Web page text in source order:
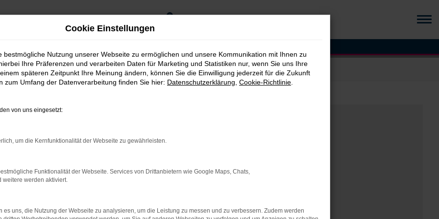
0
Cookie Einstellungen
bestmögliche Nutzung unserer Webseite zu ermöglichen und unsere Kommunikation mit Ihnen zu
Ihre Präferenzen und verarbeiten Daten für Marketing und Statistiken nur, wenn Sie uns Ihre
späteren Zeitpunkt Ihre Meinung ändern, können Sie die Einwilligung jederzeit für die Zukunft
zum Umfang der Datenverarbeitung finden Sie hier: Datenschutzerklärung Cookie-Richtlinie
von uns eingesetzt:
um die Kernfunktionalität der Webseite zu gewährleisten.
Funktionalität der Webseite. Services von Drittanbietern wie Google Maps, Chats,
weitere werden aktiviert.
es uns, die Nutzung der Webseite zu analysieren, um die Leistung zu messen und zu verbessern. Zudem werden